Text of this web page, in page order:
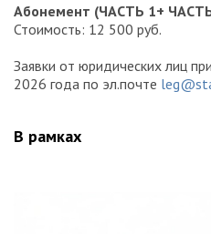
Абонемент (ЧАСТЬ 1+
Стоимость: 12 500 руб.
Заявки от юридических лиц
2026 года по эл.почте
В рамках